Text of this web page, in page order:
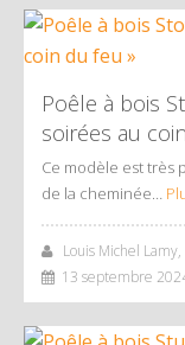
Poêle à bois
soirées au
Ce modèle est très
de la cheminée…
Louis Michel Lamy,
13 septembre